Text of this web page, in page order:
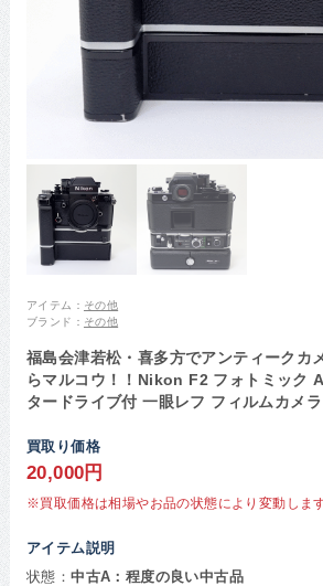
アイテム： その他
ブランド： その他
福島会津若松・喜多方でアンティークカ
らマルコウ！！Nikon F2 フォトミック
タードライブ付 一眼レフ フィルムカメラ
買取り価格
20,000円
※買取価格は相場やお品の状態により変動します
アイテム説明
状態：中古A：程度の良い中古品